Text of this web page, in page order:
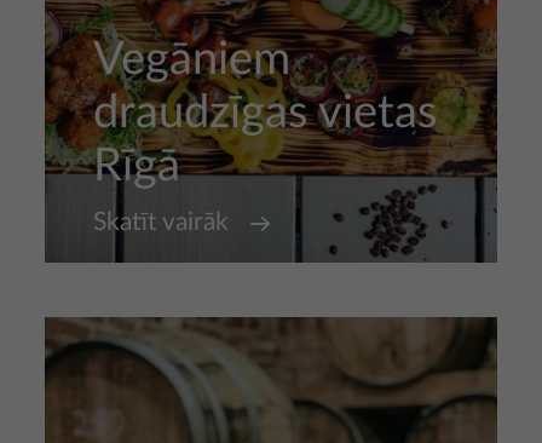
Vegāniem
draudzīgas vietas
Rīgā
Skatīt vairāk